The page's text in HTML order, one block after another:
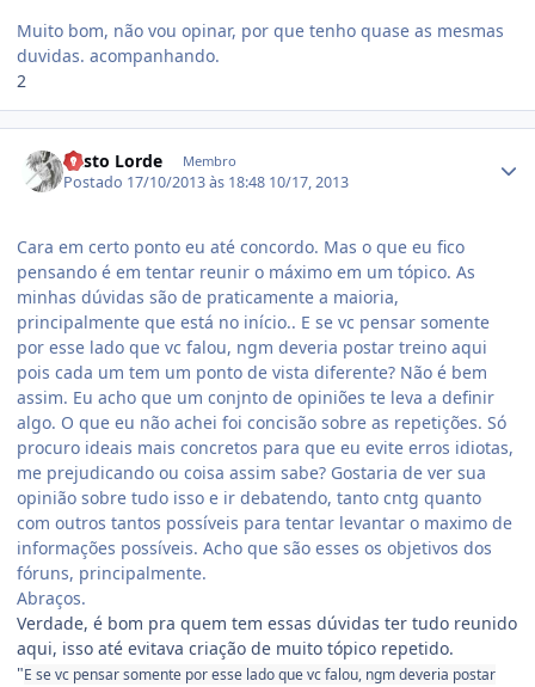
Muito bom, não vou opinar, por que tenho quase as mesmas
duvidas. acompanhando.
2
Vasto Lorde Membro
Postado 17/10/2013 às 18:48 10/17, 2013
Cara em certo ponto eu até concordo. Mas o que eu fico
pensando é em tentar reunir o máximo em um tópico. As
minhas dúvidas são de praticamente a maioria,
principalmente que está no início.. E se vc pensar somente
por esse lado que vc falou, ngm deveria postar treino aqui
pois cada um tem um ponto de vista diferente? Não é bem
assim. Eu acho que um conjnto de opiniões te leva a definir
algo. O que eu não achei foi concisão sobre as repetições. Só
procuro ideais mais concretos para que eu evite erros idiotas,
me prejudicando ou coisa assim sabe? Gostaria de ver sua
opinião sobre tudo isso e ir debatendo, tanto cntg quanto
com outros tantos possíveis para tentar levantar o maximo de
informações possíveis. Acho que são esses os objetivos dos
fóruns, principalmente.
Abraços.
Verdade, é bom pra quem tem essas dúvidas ter tudo reunido
aqui, isso até evitava criação de muito tópico repetido.
"E se vc pensar somente por esse lado que vc falou, ngm deveria postar